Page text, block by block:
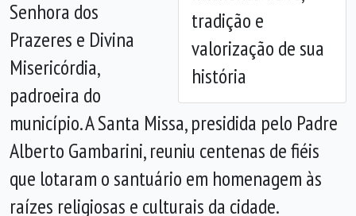
tradição e
valorização de sua
história
Senhora dos
Prazeres e Divina
Misericórdia,
padroeira do
município. A Santa Missa, presidida pelo Padre
Alberto Gambarini, reuniu centenas de fiéis
que lotaram o santuário em homenagem às
raízes religiosas e culturais da cidade.